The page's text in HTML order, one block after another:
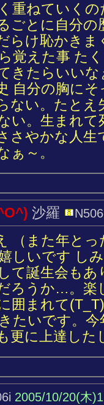
重ねていく
ごとに自分
らけ恥かき
覚えた事 た
きたらいい
自分の胸に
ない。たと
い。生まれて
さやかな人
ぁ～。
沙羅
（また年と
しいです し
て誕生会もあ
ろうか…。楽
囲まれて
たいです。
更に上達し
2005/10/20(木